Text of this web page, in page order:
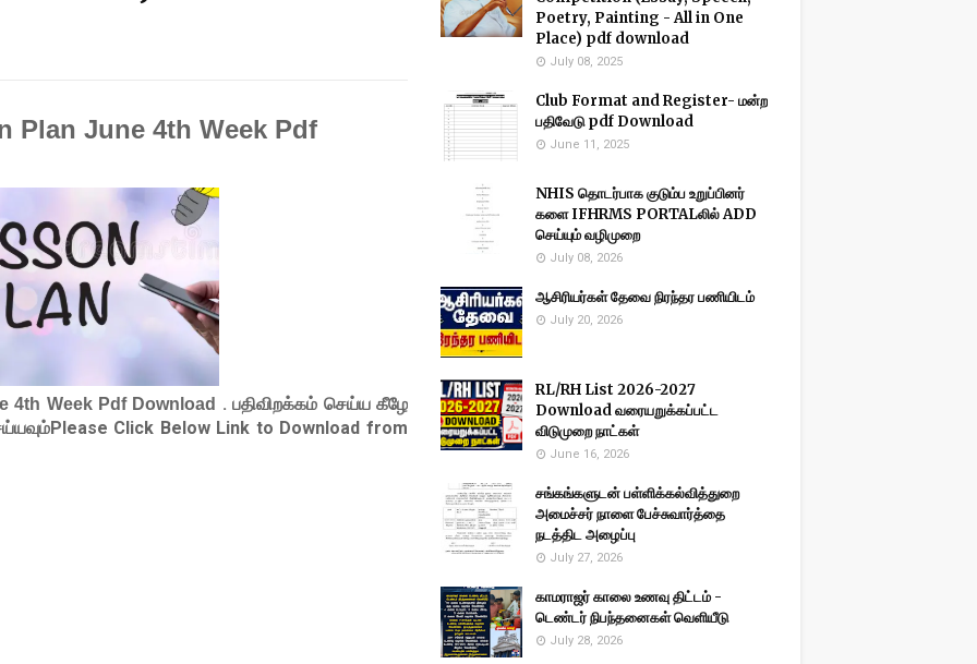
Plan June 4th Week Pdf
4th Week Pdf Download . பதிவிறக்கம் செய்ய கீழே
Click Below Link to Download from
Poetry, Painting - All in One
Place) pdf download
July 08, 2025
Club Format and Register- மன்ற
பதிவேடு pdf Download
June 11, 2025
NHIS தொடர்பாக குடும்ப உறுப்பினர்
களை IFHRMS PORTALலில் ADD
செய்யும் வழிமுறை
July 08, 2026
ஆசிரியர்கள் தேவை நிரந்தர பணியிடம்
July 20, 2026
RL/RH List 2026-2027
Download வரையறுக்கப்பட்ட
விடுமுறை நாட்கள்
June 16, 2026
சங்கங்களுடன் பள்ளிக்கல்வித்துறை
அமைச்சர் நாளை பேச்சுவார்த்தை
நடத்திட அழைப்பு
July 27, 2026
காமராஜர் காலை உணவு திட்டம் -
டெண்டர் நிபந்தனைகள் வெளியீடு
July 28, 2026